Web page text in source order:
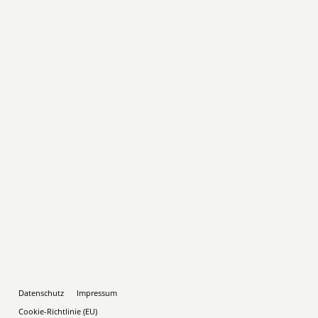
Datenschutz
Impressum
Cookie-Richtlinie (EU)